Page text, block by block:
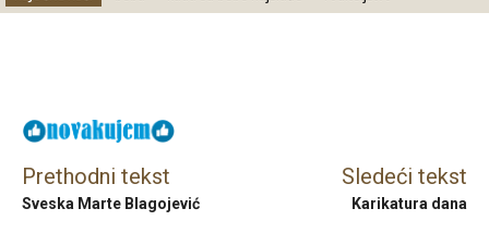
Prethodni tekst
Sveska Marte Blagojević
Sledeći tekst
Karikatura dana